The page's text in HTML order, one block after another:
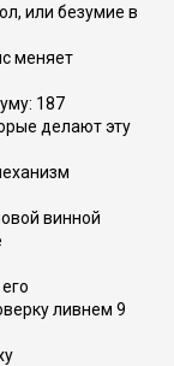
или безумие в
меняет
187
делают эту
винной
ливнем 9